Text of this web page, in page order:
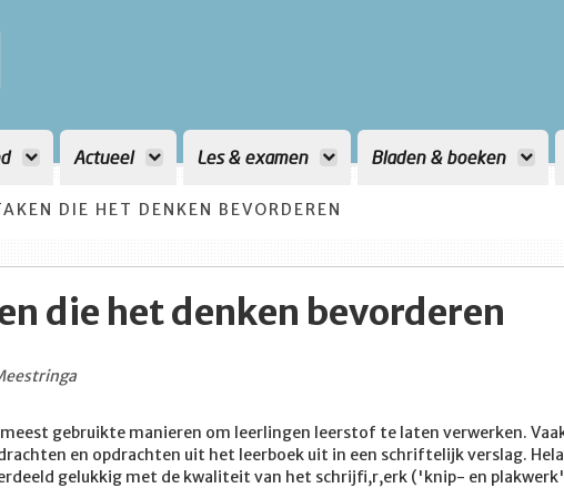
Actueel Les & examen Bladen & boeken
DIE HET DENKEN BEVORDEREN
die het denken bevorderen
meest gebruikte manieren om leerlingen leerstof te laten verwerken.
en opdrachten uit het leerboek uit in een schriftelijk verslag.
gelukkig met de kwaliteit van het schrijfi,r,erk ('knip- en